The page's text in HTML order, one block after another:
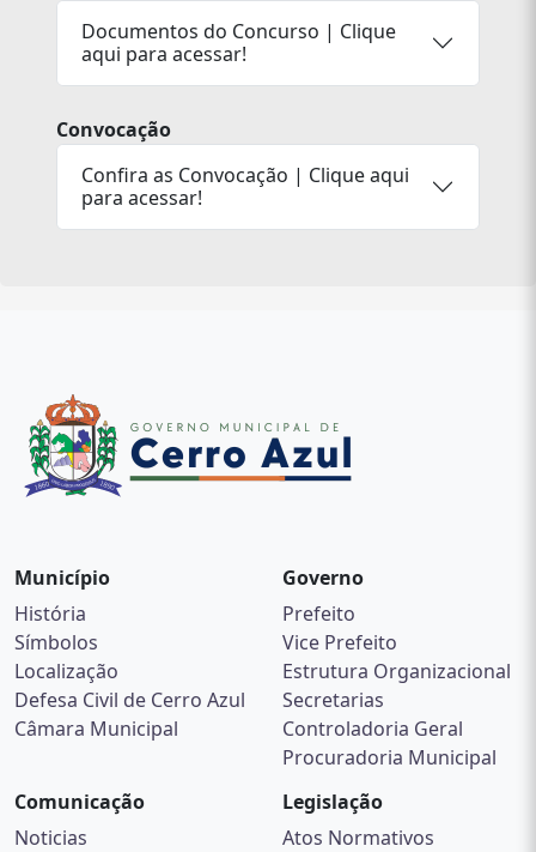
Documentos do Concurso | Clique
aqui para acessar!
Convocação
Confira as Convocação | Clique aqui
para acessar!
Município
História
Símbolos
Localização
Defesa Civil de Cerro Azul
Câmara Municipal
Governo
Prefeito
Vice Prefeito
Estrutura Organizacional
Secretarias
Controladoria Geral
Procuradoria Municipal
Comunicação
Noticias
Legislação
Atos Normativos